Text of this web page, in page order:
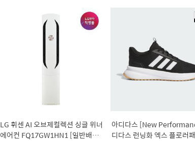
LG 휘센 AI 오브제컬렉션 싱글 위너
에어컨 FQ17GW1HN1 [일반배관]
아디다스 [New
디다스 런닝화 엑스 플로러